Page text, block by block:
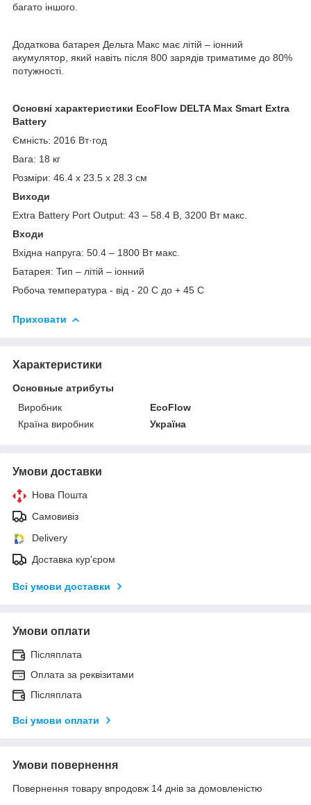
багато іншого.
Додаткова батарея Дельта Макс має літій – іонний
акумулятор, який навіть після 800 зарядів триматиме до 80%
потужності.
Основні характеристики EcoFlow DELTA Max Smart Extra
Battery
Ємність: 2016 Вт·год
Вага: 18 кг
Розміри: 46.4 х 23.5 х 28.3 см
Виходи
Extra Battery Port Output: 43 – 58.4 В, 3200 Вт макс.
Входи
Вхідна напруга: 50.4 – 1800 Вт макс.
Батарея: Тип – літій – іонний
Робоча температура - від - 20 С до + 45 С
Приховати
Характеристики
Основные атрибуты
Виробник
EcoFlow
Країна виробник
Україна
Умови доставки
Нова Пошта
Самовивіз
Delivery
Доставка кур'єром
Всі умови доставки
Умови оплати
Післяплата
Оплата за реквізитами
Післяплата
Всі умови оплати
Умови повернення
Повернення товару впродовж 14 днів за домовленістю